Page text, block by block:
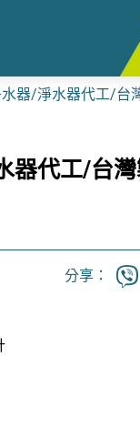
器/淨水器代工/台
器代工/台灣
分享：